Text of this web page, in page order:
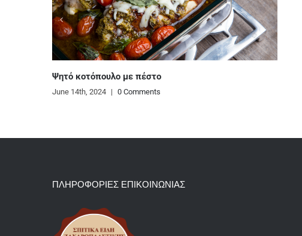
Ψητό κοτόπουλο με πέστο
June 14th, 2024 | 0 Comments
ΠΛΗΡΟΦΟΡΙΕΣ ΕΠΙΚΟΙΝΩΝΙΑΣ